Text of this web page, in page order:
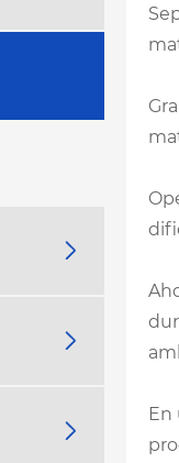



En